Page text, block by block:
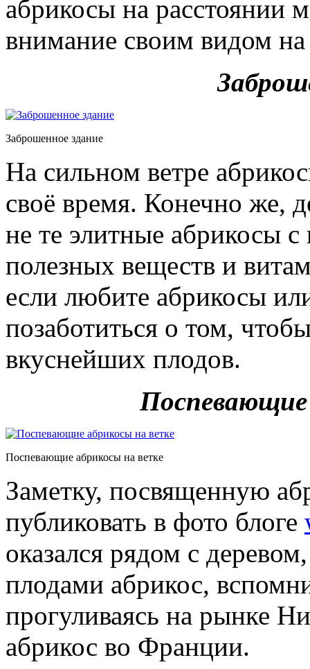
абрикосы на расстоянии
внимание своим видом на
Заброшенное здание
На сильном ветре
своё время. Конечно же,
не те элитные абрикосы
полезных веществ и
если любите абрикосы
позаботиться о том,
вкуснейших плодов.
Поспевающие
Поспевающие абрикосы на ветке
Заметку, посвященную
публиковать в фото блоге
оказался рядом с
плодами абрикос,
прогуливаясь на рынке
абрикос во Франции.